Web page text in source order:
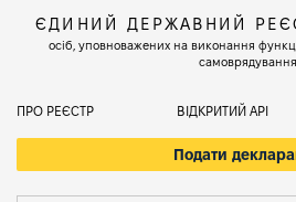
ЄДИНИЙ ДЕРЖАВНИЙ
осіб, уповноважених на виконання
самоврядування
ПРО РЕЄСТР ВІДКРИТИЙ АРІ
Подати